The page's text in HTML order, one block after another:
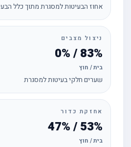
אחוז הבעיטות למסגרת מתוך כלל
ניצול מצבים
83% / 0%
בית / חוץ
שערים חלקי בעיטות למסגרת
אחזקת כדור
53% / 47%
בית / חוץ